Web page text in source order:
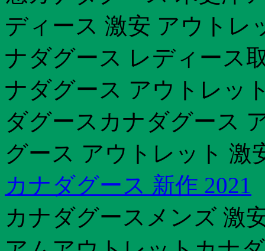
ディース 激安 アウトレ
ナダグース レディース
ナダグース アウトレッ
ダグースカナダグース
グース アウトレット 激
カナダグース 新作 2021
カナダグースメンズ 激